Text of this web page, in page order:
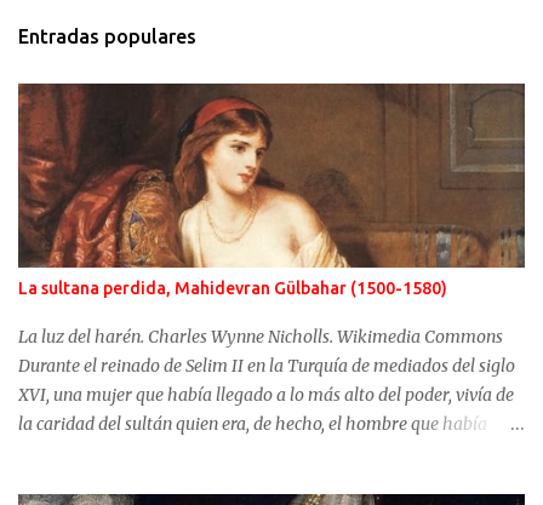
Entradas populares
La sultana perdida, Mahidevran Gülbahar (1500-1580)
La luz del harén. Charles Wynne Nicholls. Wikimedia Commons
Durante el reinado de Selim II en la Turquía de mediados del siglo
XVI, una mujer que había llegado a lo más alto del poder, vivía de
la caridad del sultán quien era, de hecho, el hombre que había